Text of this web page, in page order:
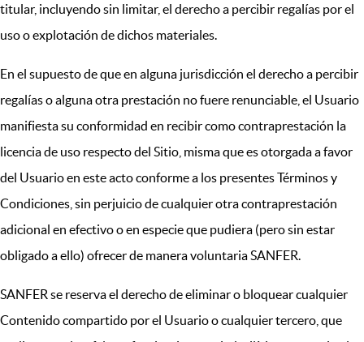
titular, incluyendo sin limitar, el derecho a percibir regalías por el
uso o explotación de dichos materiales.
En el supuesto de que en alguna jurisdicción el derecho a percibir
regalías o alguna otra prestación no fuere renunciable, el Usuario
manifiesta su conformidad en recibir como contraprestación la
licencia de uso respecto del Sitio, misma que es otorgada a favor
del Usuario en este acto conforme a los presentes Términos y
Condiciones, sin perjuicio de cualquier otra contraprestación
adicional en efectivo o en especie que pudiera (pero sin estar
obligado a ello) ofrecer de manera voluntaria SANFER.
SANFER se reserva el derecho de eliminar o bloquear cualquier
Contenido compartido por el Usuario o cualquier tercero, que